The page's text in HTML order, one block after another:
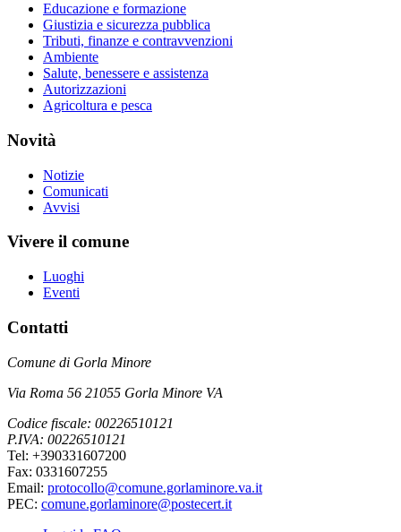
Educazione e formazione
Giustizia e sicurezza pubblica
Tributi, finanze e contravvenzioni
Ambiente
Salute, benessere e assistenza
Autorizzazioni
Agricoltura e pesca
Novità
Notizie
Comunicati
Avvisi
Vivere il comune
Luoghi
Eventi
Contatti
Comune di Gorla Minore
Via Roma 56 21055 Gorla Minore VA
Codice fiscale: 00226510121
P.IVA: 00226510121
Tel: +390331607200
Fax: 0331607255
Email: protocollo@comune.gorlaminore.va.it
PEC: comune.gorlaminore@postecert.it